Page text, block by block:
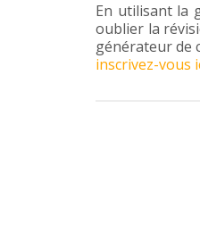
En utilisant la
oublier la
générateur de
inscrivez-vous